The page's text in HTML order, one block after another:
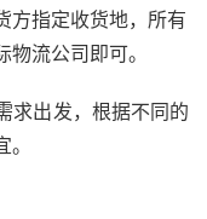
方指定收货地，所有
流公司即可。
求出发，根据不同的